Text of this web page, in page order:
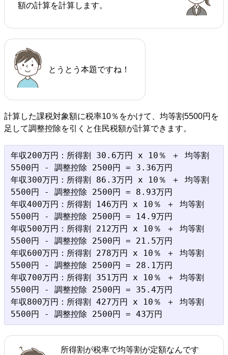
額の計算を計算します。
とうとう本題ですね！
計算した課税対象額に税率10％をかけて、均等割5500円を
足して調整控除を引くと住民税額が計算できます。
年収200万円：所得割 30.6万円 x 10％ ＋ 均等割
5500円 - 調整控除 2500円 = 3.36万円
年収300万円：所得割 86.3万円 x 10％ ＋ 均等割
5500円 - 調整控除 2500円 = 8.93万円
年収400万円：所得割 146万円 x 10％ ＋ 均等割
5500円 - 調整控除 2500円 = 14.9万円
年収500万円：所得割 212万円 x 10％ ＋ 均等割
5500円 - 調整控除 2500円 = 21.5万円
年収600万円：所得割 278万円 x 10％ ＋ 均等割
5500円 - 調整控除 2500円 = 28.1万円
年収700万円：所得割 351万円 x 10％ ＋ 均等割
5500円 - 調整控除 2500円 = 35.4万円
年収800万円：所得割 427万円 x 10％ ＋ 均等割
所得割が税率で均等割が定額なんです